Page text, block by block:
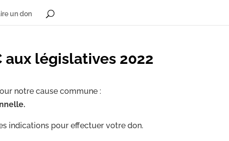
un don
aux législatives 2022
notre cause commune :
indications pour effectuer votre don.